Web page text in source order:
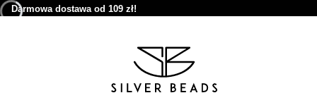
Darmowa dostawa od 109 zł!